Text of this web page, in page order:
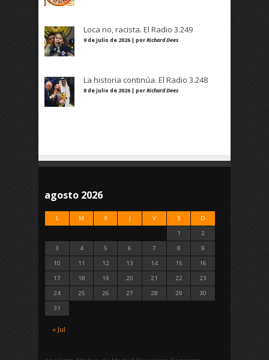
Loca no, racista. El Radio 3.249
9 de julio de 2026 | porRichard Dees
La historia continúa. El Radio 3.248
8 de julio de 2026 | porRichard Dees
agosto 2026
L M X J V S D
« Jul
1
2
3
4 5 6 7 8
9
10
11 12 13 14 15
16
17
18 19 20 21 22
23
24
25 26 27 28 29
30
31